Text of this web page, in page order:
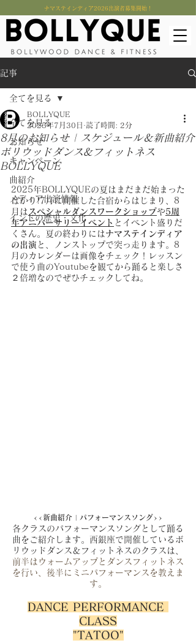
​ナマステインディア2026出演者募集開始！
記事
全てを見る
お知らせ
キャンペーン
曲紹介
メディア出演情報
インドの歴史・文化
全てを見る
8月のお知らせ | スケジュール＆新曲紹介
ボリウッドダンス&フィットネス
BOLLYQUE
BOLLYQUE
2025年7月30日
読了時間: 2分
2025年BOLLYQUEの夏はまだまだ始まった
ばかり!7月に開催した合宿からはじまり、8
月は スペシャルダンスワークショップや5周
年アニバーサリーイベント とイベント盛りだ
くさん。夏の終わりには ナマステインディア
の出演 と、ノンストップで突っ走ります。8
月のカレンダーは画像をチェック！レッスン
で使う曲のYoutubeを観てから踊ると楽しさ
２倍増なのでぜひチェックしてね。
<<新曲紹介 | パフォーマンスソング>>
各クラスのパフォーマンスソングとして踊る
曲をご紹介します。西銀座で開催しているボ
リウッドダンス＆フィットネスのクラスは、
前半はウォームアップとダンスフィットネス
を行い、後半にミニパフォーマンスを教えま
す。
DANCE PERFORMANCE
CLASS
"TATOO"